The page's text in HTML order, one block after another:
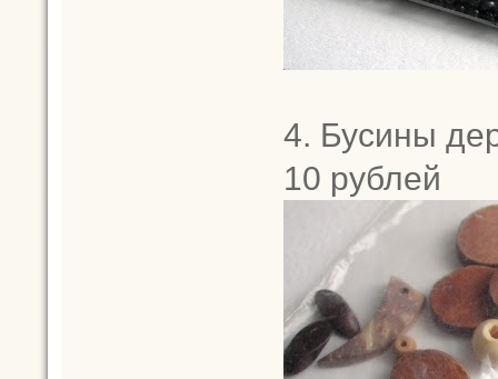
4. Бусины
10 рублей